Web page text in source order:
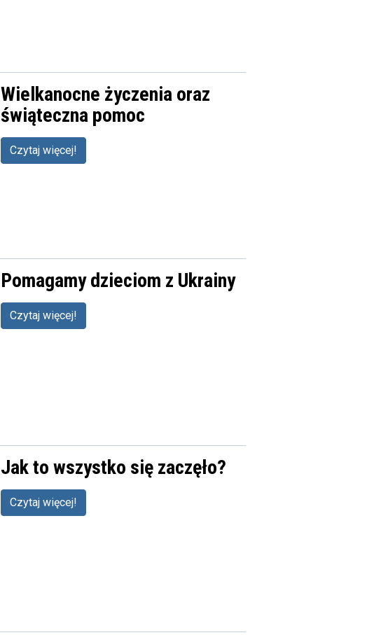
Wielkanocne życzenia oraz
świąteczna pomoc
Czytaj więcej!
Pomagamy dzieciom z Ukrainy
Czytaj więcej!
Jak to wszystko się zaczęło?
Czytaj więcej!